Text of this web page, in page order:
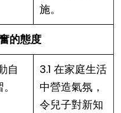
施。
的態度
自
3.1 在家庭生活
中營造氣氛，
令兒子對新知